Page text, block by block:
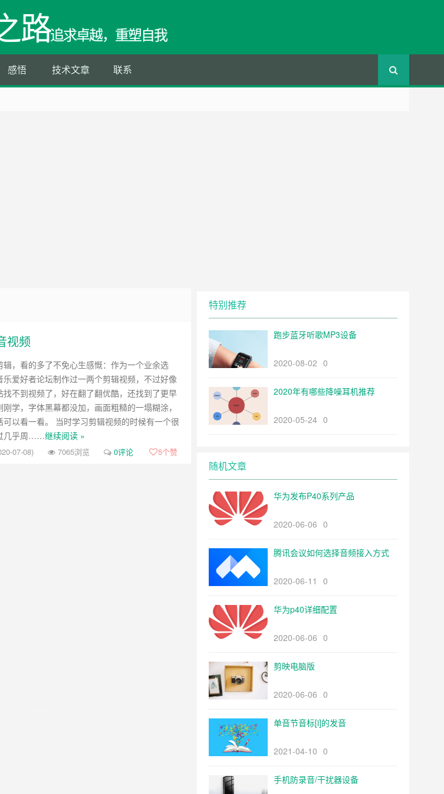
路追求卓越，重塑自我
感悟 技术文章 联系
视频
，看的多了不免心生感慨：作为一个业余选
爱好者论坛制作过一两个剪辑视频，不过好像
不到视频了，好在翻了翻优酷，还找到了更早
学，字体黑幕都没加，画面粗糙的一塌糊涂，
以看一看。 当时学习剪辑视频的时候有一个很
几乎周……继续阅读 »
07-08) 7065浏览 0评论 5个赞
特别推荐
跑步蓝牙听歌MP3设备
2020-08-02 0
2020年有哪些降噪耳机推荐
2020-05-24 0
随机文章
华为发布P40系列产品
2020-06-06 0
腾讯会议如何选择音频接入方式
2020-06-11 0
华为p40详细配置
2020-06-06 0
剪映电脑版
2020-06-06 0
单音节音标[i]的发音
2021-04-10 0
手机防录音/干扰器设备